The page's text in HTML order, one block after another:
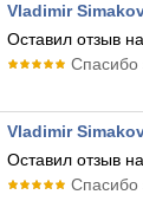
Vladimir
Оставил отзыв
Спасибо
Vladimir
Оставил отзыв
Спасибо